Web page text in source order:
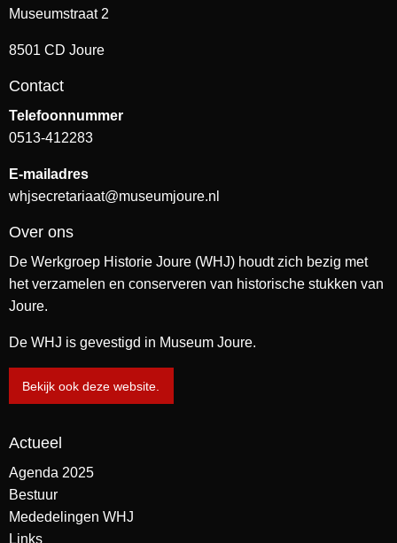
Museumstraat 2
8501 CD Joure
Contact
Telefoonnummer
0513-412283
E-mailadres
whjsecretariaat@museumjoure.nl
Over ons
De Werkgroep Historie Joure (WHJ) houdt zich bezig met
het verzamelen en conserveren van historische stukken van
Joure.
De WHJ is gevestigd in Museum Joure.
Bekijk ook deze website.
Actueel
Agenda 2025
Bestuur
Mededelingen WHJ
Links